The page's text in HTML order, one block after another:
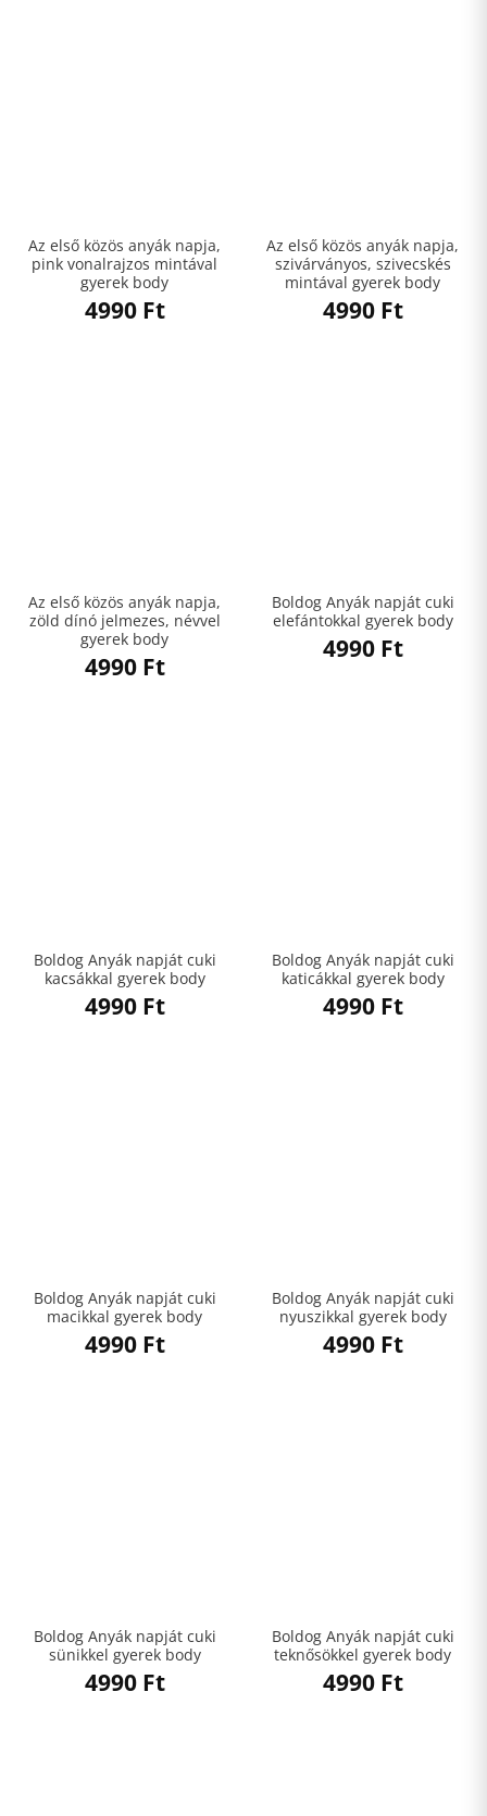
Az első közös anyák napja,
pink vonalrajzos mintával
gyerek body
4990 Ft
Az első közös anyák napja,
szivárványos, szivecskés
mintával gyerek body
4990 Ft
Az első közös anyák napja,
zöld dínó jelmezes, névvel
gyerek body
4990 Ft
Boldog Anyák napját cuki
elefántokkal gyerek body
4990 Ft
Boldog Anyák napját cuki
kacsákkal gyerek body
4990 Ft
Boldog Anyák napját cuki
katicákkal gyerek body
4990 Ft
Boldog Anyák napját cuki
macikkal gyerek body
4990 Ft
Boldog Anyák napját cuki
nyuszikkal gyerek body
4990 Ft
Boldog Anyák napját cuki
sünikkel gyerek body
4990 Ft
Boldog Anyák napját cuki
teknősökkel gyerek body
4990 Ft